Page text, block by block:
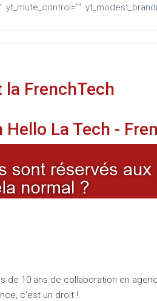
yt_mute_control=""
FrenchTech
Hello La Tech -
de 10 ans de collaboration en
c'est un droit !.